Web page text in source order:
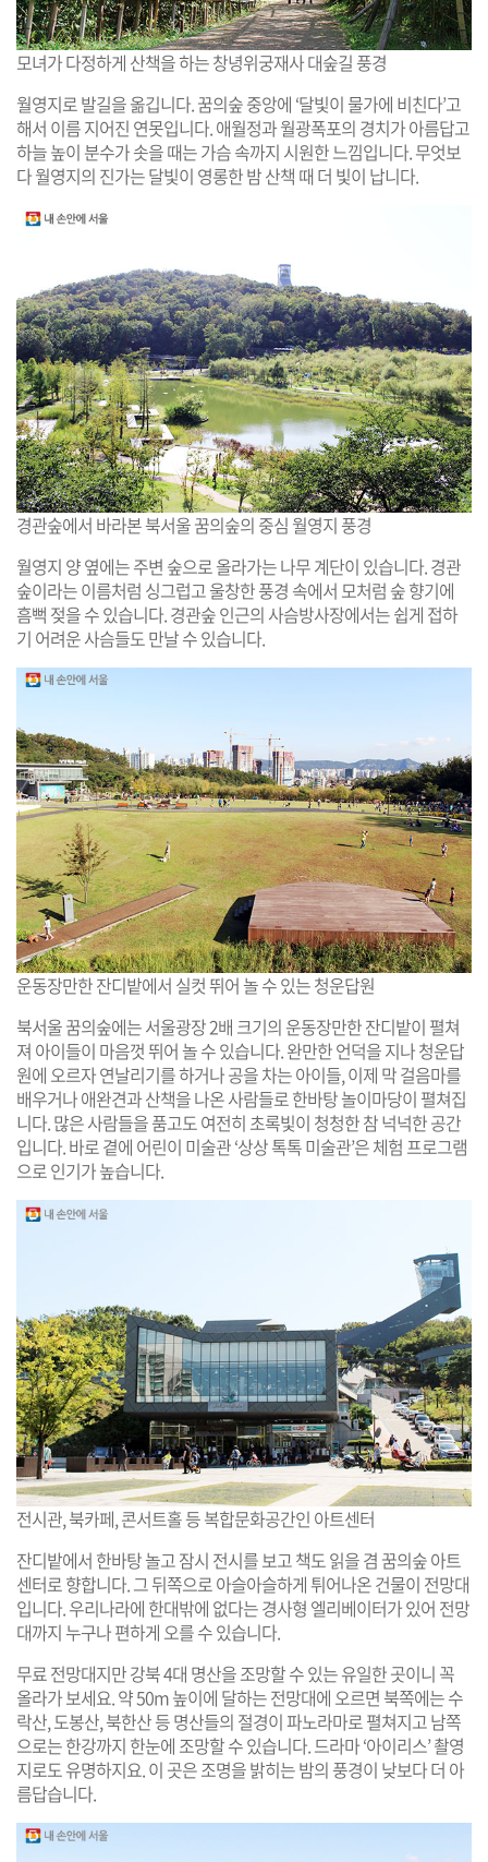
모녀가 다정하게 산책을 하는 창녕위궁재사 대숲길 풍경
월영지로 발길을 옮깁니다. 꿈의숲 중앙에 ‘달빛이 물가에 비친다’고
해서 이름 지어진 연못입니다. 애월정과 월광폭포의 경치가 아름답고
하늘 높이 분수가 솟을 때는 가슴 속까지 시원한 느낌입니다. 무엇보
다 월영지의 진가는 달빛이 영롱한 밤 산책 때 더 빛이 납니다.
경관숲에서 바라본 북서울 꿈의숲의 중심 월영지 풍경
월영지 양 옆에는 주변 숲으로 올라가는 나무 계단이 있습니다. 경관
숲이라는 이름처럼 싱그럽고 울창한 풍경 속에서 모처럼 숲 향기에
흠뻑 젖을 수 있습니다. 경관숲 인근의 사슴방사장에서는 쉽게 접하
기 어려운 사슴들도 만날 수 있습니다.
운동장만한 잔디밭에서 실컷 뛰어 놀 수 있는 청운답원
북서울 꿈의숲에는 서울광장 2배 크기의 운동장만한 잔디밭이 펼쳐
져 아이들이 마음껏 뛰어 놀 수 있습니다. 완만한 언덕을 지나 청운답
원에 오르자 연날리기를 하거나 공을 차는 아이들, 이제 막 걸음마를
배우거나 애완견과 산책을 나온 사람들로 한바탕 놀이마당이 펼쳐집
니다. 많은 사람들을 품고도 여전히 초록빛이 청청한 참 넉넉한 공간
입니다. 바로 곁에 어린이 미술관 ‘상상 톡톡 미술관’은 체험 프로그램
으로 인기가 높습니다.
전시관, 북카페, 콘서트홀 등 복합문화공간인 아트센터
잔디밭에서 한바탕 놀고 잠시 전시를 보고 책도 읽을 겸 꿈의숲 아트
센터로 향합니다. 그 뒤쪽으로 아슬아슬하게 튀어나온 건물이 전망대
입니다. 우리나라에 한대밖에 없다는 경사형 엘리베이터가 있어 전망
대까지 누구나 편하게 오를 수 있습니다.
무료 전망대지만 강북 4대 명산을 조망할 수 있는 유일한 곳이니 꼭
올라가 보세요. 약 50m 높이에 달하는 전망대에 오르면 북쪽에는 수
락산, 도봉산, 북한산 등 명산들의 절경이 파노라마로 펼쳐지고 남쪽
으로는 한강까지 한눈에 조망할 수 있습니다. 드라마 ‘아이리스’ 촬영
지로도 유명하지요. 이 곳은 조명을 밝히는 밤의 풍경이 낮보다 더 아
름답습니다.